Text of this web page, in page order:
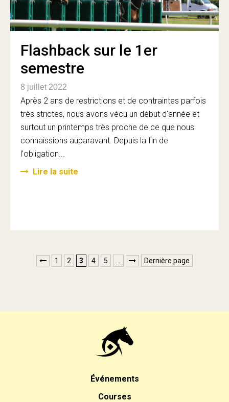
Flashback sur le 1er
semestre
8 juillet 2022
Après 2 ans de restrictions et de contraintes parfois
très strictes, nous avons vécu un début d'année et
surtout un printemps très proche de ce que nous
connaissions auparavant. Depuis la fin de
l'obligation...
Lire la suite
 1 2 3 4 5  Dernière page
Événements
Courses